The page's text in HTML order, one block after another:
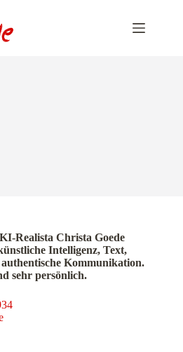
Realista Christa Goede
Intelligenz, Text,
Kommunikation.
sehr persönlich.